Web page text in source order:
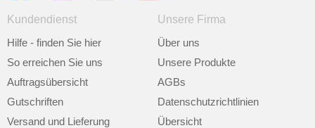
Kundendienst
Hilfe - finden Sie hier
So erreichen Sie uns
Auftragsübersicht
Gutschriften
Versand und Lieferung
Unsere Firma
Über uns
Unsere Produkte
AGBs
Datenschutzrichtlinien
Übersicht